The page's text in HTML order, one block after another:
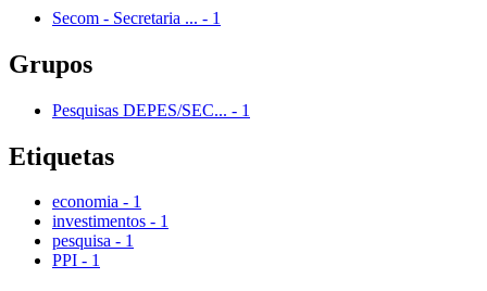
Secom - Secretaria ... - 1
Grupos
Pesquisas DEPES/SEC... - 1
Etiquetas
economia - 1
investimentos - 1
pesquisa - 1
PPI - 1